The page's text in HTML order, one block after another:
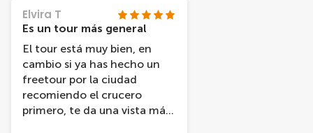
Elvira T
Es un tour más general
El tour está muy bien, en
cambio si ya has hecho un
freetour por la ciudad
recomiendo el crucero
primero, te da una vista más